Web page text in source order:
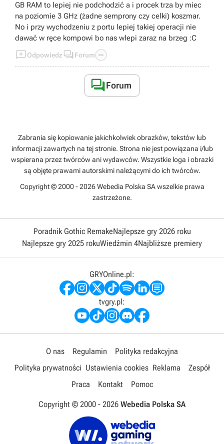
GB RAM to lepiej nie podchodzić a i procek trza by miec
na poziomie 3 GHz (żadne semprony czy celki) koszmar.
No i przy wychodzeniu z portu lepiej takiej operacji nie
dawać w ręce kompowi bo nas wlepi zaraz na brzeg :C
Odpowiedz  Forum 
Forum
Zabrania się kopiowanie jakichkolwiek obrazków, tekstów lub
informacji zawartych na tej stronie. Strona nie jest powiązana i/lub
wspierana przez twórców ani wydawców. Wszystkie loga i obrazki
są objęte prawami autorskimi należącymi do ich twórców.
Copyright © 2000 - 2026 Webedia Polska SA wszelkie prawa
zastrzeżone.
Poradnik Gothic RemakeNajlepsze gry 2026 roku
Najlepsze gry 2025 rokuWiedźmin 4Najbliższe premiery
GRYOnline.pl:
tvgry.pl:
O nas Regulamin
Polityka redakcyjna
Polityka prywatności Ustawienia cookies Reklama
Zespół
Praca
Kontakt Pomoc
Copyright © 2000 - 2026 Webedia Polska SA